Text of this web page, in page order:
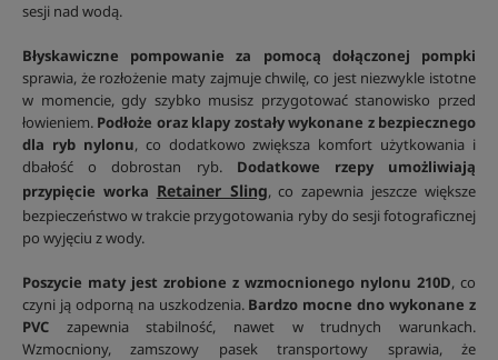
sesji nad wodą.
Błyskawiczne pompowanie za pomocą dołączonej pompki
sprawia, że rozłożenie maty zajmuje chwilę, co jest niezwykle istotne
w momencie, gdy szybko musisz przygotować stanowisko przed
łowieniem. Podłoże oraz klapy zostały wykonane z bezpiecznego
dla ryb nylonu, co dodatkowo zwiększa komfort użytkowania i
dbałość o dobrostan ryb. Dodatkowe rzepy umożliwiają
przypięcie worka Retainer Sling, co zapewnia jeszcze większe
bezpieczeństwo w trakcie przygotowania ryby do sesji fotograficznej
po wyjęciu z wody.
Poszycie maty jest zrobione z wzmocnionego nylonu 210D, co
czyni ją odporną na uszkodzenia. Bardzo mocne dno wykonane z
PVC zapewnia stabilność, nawet w trudnych warunkach.
Wzmocniony, zamszowy pasek transportowy sprawia, że